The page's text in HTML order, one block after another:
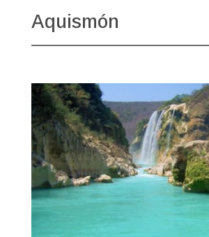
Aquismón